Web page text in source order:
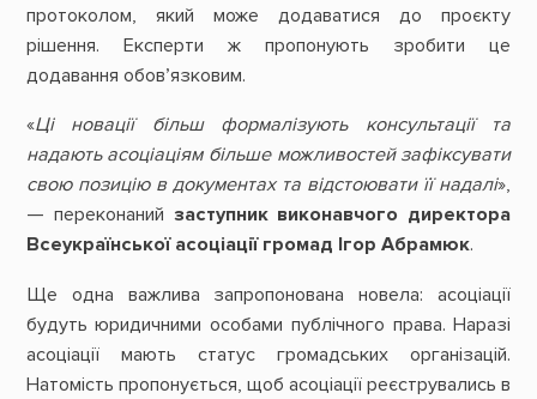
протоколом, який може додаватися до проєкту
рішення. Експерти ж пропонують зробити це
додавання обов’язковим.
«Ці новації більш формалізують консультації та
надають асоціаціям більше можливостей зафіксувати
свою позицію в документах та відстоювати її надалі»,
— переконаний заступник виконавчого директора
Всеукраїнської асоціації громад Ігор Абрамюк.
Ще одна важлива запропонована новела: асоціації
будуть юридичними особами публічного права. Наразі
асоціації мають статус громадських організацій.
Натомість пропонується, щоб асоціації реєструвались в